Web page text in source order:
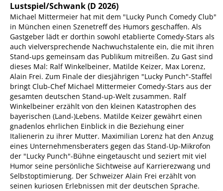
Lustspiel/Schwank(D 2026)
Michael Mittermeier hat mit dem "Lucky Punch Comedy Club"
in München einen Szenetreff des Humors geschaffen. Als
Gastgeber lädt er dorthin sowohl etablierte Comedy-Stars als
auch vielversprechende Nachwuchstalente ein, die mit ihren
Stand-ups gemeinsam das Publikum mitreißen. Zu Gast sind
dieses Mal: Ralf Winkelbeiner, Matilde Keizer, Max Lorenz,
Alain Frei. Zum Finale der diesjährigen "Lucky Punch"-Staffel
bringt Club-Chef Michael Mittermeier Comedy-Stars aus der
gesamten deutschen Stand-up-Welt zusammen. Ralf
Winkelbeiner erzählt von den kleinen Katastrophen des
bayerischen (Land-)Lebens. Matilde Keizer gewährt einen
gnadenlos ehrlichen Einblick in die Beziehung einer
Italienerin zu ihrer Mutter. Maximilian Lorenz hat den Anzug
eines Unternehmensberaters gegen das Stand-Up-Mikrofon
der "Lucky Punch"-Bühne eingetauscht und seziert mit viel
Humor seine persönliche Sichtweise auf Karrierezwang und
Selbstoptimierung. Der Schweizer Alain Frei erzählt von
seinen kuriosen Erlebnissen mit der deutschen Sprache.